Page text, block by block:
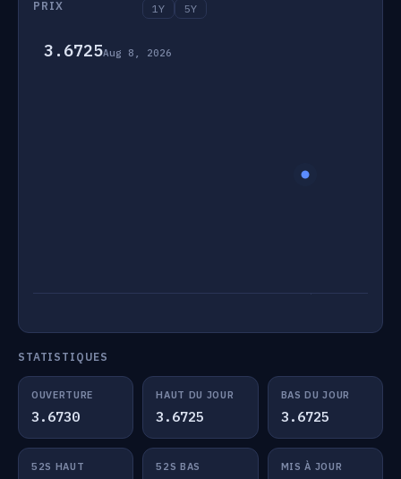
PRIX
1Y
5Y
3.6725Aug 8, 2026
STATISTIQUES
OUVERTURE
3.6730
HAUT DU JOUR
3.6725
BAS DU JOUR
3.6725
52S HAUT 52S BAS MIS À JOUR